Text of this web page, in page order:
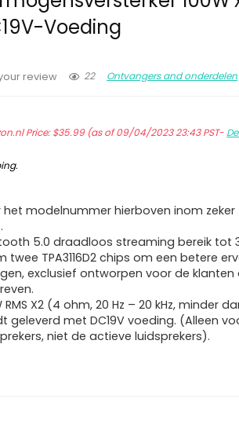
Voeding
review 22 Ontvangers and onderdelen
Price:$35.99(as of 09/04/2023 23:43 PST-
.
het modelnummer hierboven inom
5.0 draadloos streaming bereik tot
twee TPA3116D2 chips om een betere
exclusief ontworpen voor de klanten
RMS X2 (4 ohm, 20 Hz – 20 kHz, minder
geleverd met DC19V voeding. (Alleen
niet de actieve luidsprekers).